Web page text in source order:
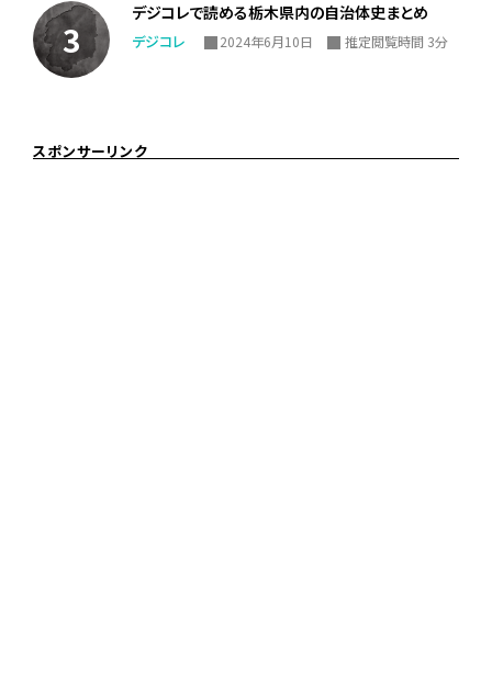
デジコレで読める栃木県内の自治体史まとめ
デジコレ 2024年6月10日 推定閲覧時間 3分
スポンサーリンク